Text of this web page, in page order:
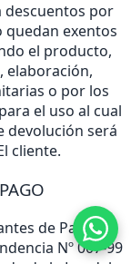
descuentos por
quedan exentos
el producto,
elaboración,
o por los
el uso al cual
devolución será
cliente.
de Pago
Nº 007-99